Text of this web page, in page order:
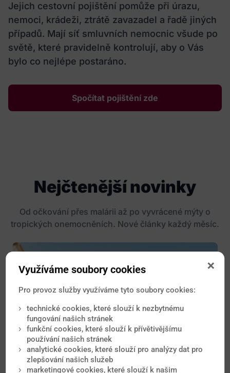
Jejich cestovní pojištění pomůže při úrazu,
nemoci, krádeži, ztrátě zavazadel a řadě jiných
případů. Mají síť smluvních nemocnic všude po
světě, které pravidelně kontrolují, aby o Vás
bylo co nejlépe postaráno.
Spočítat pojištění zde
Nejčtenější novinky
Od očkování přes malárii až po vyvrácené mýty o
tropických onemocněních. Nové články každý měsíc.
Využíváme soubory cookies
Pro provoz služby využíváme tyto soubory cookies:
technické cookies, které slouží k nezbytnému
fungování našich stránek
funkční cookies, které slouží k přívětivějšímu
používání našich stránek
analytické cookies, které slouží pro analýzy dat pro
zlepšování našich služeb
marketingové cookies, které slouží k našim